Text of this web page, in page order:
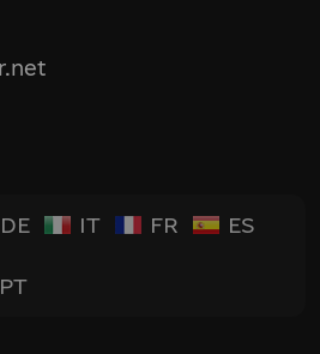
DE IT FR ES
PT